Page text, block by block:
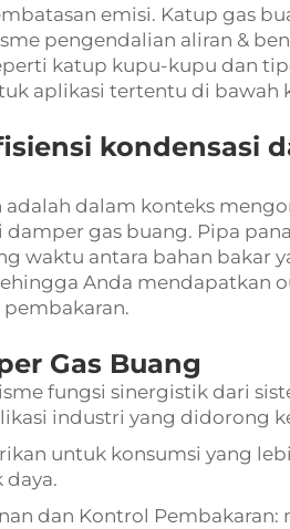
emisi. Katup gas
pengendalian aliran &
katup kupu-kupu dan
aplikasi tertentu di bawah
kondensasi
dalam konteks
gas buang. Pipa
waktu antara bahan bakar
Anda mendapatkan
Gas Buang
fungsi sinergistik dari
industri yang didorong
untuk konsumsi yang
daya.
dan Kontrol